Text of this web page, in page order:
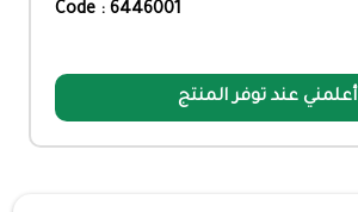
Code : 6446001
أعلمني عند توفر المنتج